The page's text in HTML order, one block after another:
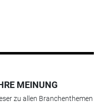
MEINUNG
zu allen Branchenthemen